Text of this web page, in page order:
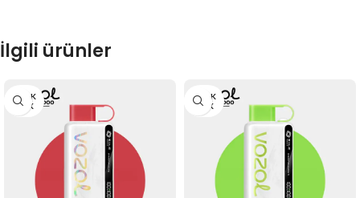
İlgili ürünler
STOK
YOK
STOK
YOK